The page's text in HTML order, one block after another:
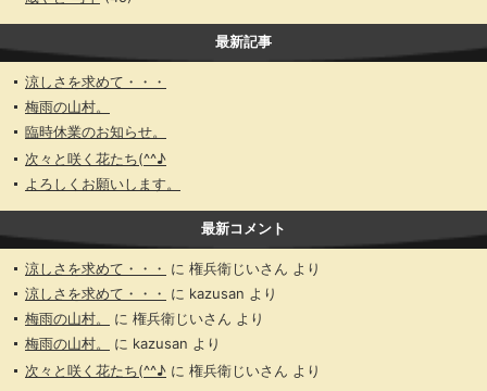
最新記事
涼しさを求めて・・・
梅雨の山村。
臨時休業のお知らせ。
次々と咲く花たち(^^♪
よろしくお願いします。
最新コメント
涼しさを求めて・・・ に 権兵衛じいさん より
涼しさを求めて・・・
に kazusan より
梅雨の山村。
に 権兵衛じいさん より
梅雨の山村。
に kazusan より
次々と咲く花たち(^^♪ に 権兵衛じいさん より